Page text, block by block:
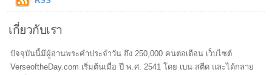
เกี่ยวกับเรา
ปัจจุบันนี้มีผู้อ่านพระคำประจำวัน ถึง 250,000 คนต่อเดือน เว็บไซต์
VerseoftheDay.com เริ่มต้นเมื่อ ปี พ.ศ. 2541 โดย เบน สตีด และได้กลาย